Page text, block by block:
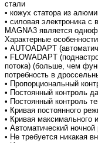
стали
• кожух статора из
• силовая электроника
MAGNA3 является
Характерные
• AUTOADAPT
• FLOWADAPT
потока) (больше, чем
потребность в
• Пропорциональный
• Постоянный контроль
• Постоянный контроль
• Кривая постоянного
• Кривая максимального
• Автоматический
• Не требуется никакая